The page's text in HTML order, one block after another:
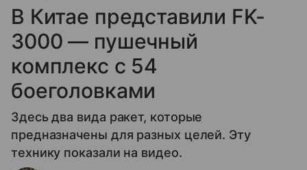
В Китае представили FK-
3000 — пушечный
комплекс с 54
боеголовками
Здесь два вида ракет, которые
предназначены для разных целей. Эту
технику показали на видео.